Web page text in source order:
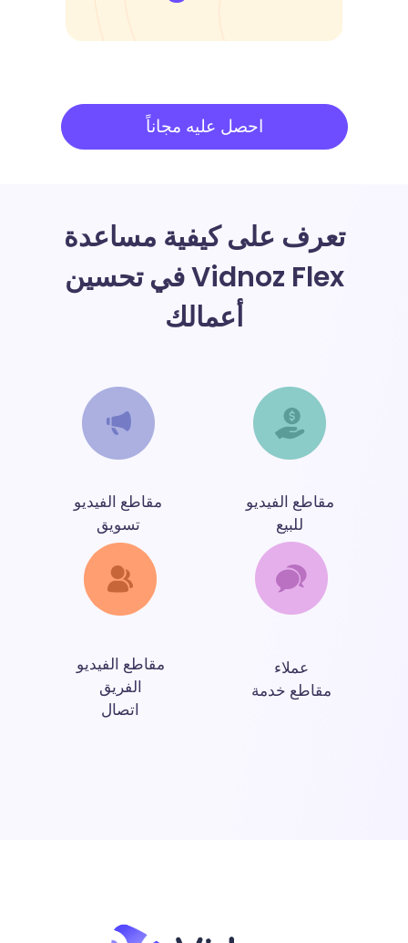
احصل عليه مجاناً
تعرف على كيفية مساعدة
Vidnoz Flex في تحسين
أعمالك
مقاطع الفيديو
للبيع
مقاطع الفيديو
تسويق
عملاء
مقاطع خدمة
مقاطع الفيديو
الفريق
اتصال